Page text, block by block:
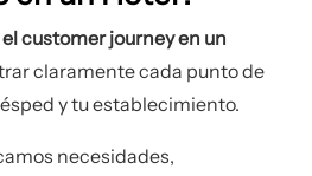
customer journey en un
claramente cada punto de
y tu establecimiento.
necesidades,